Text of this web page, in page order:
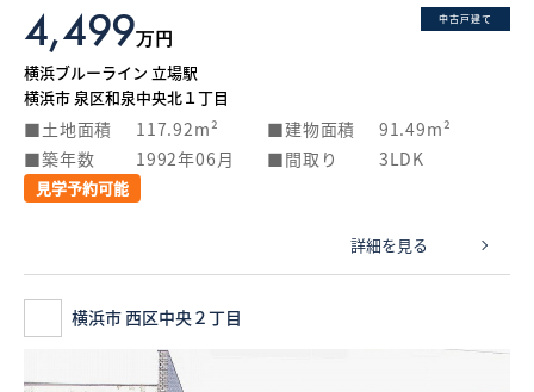
中古戸建て
4,499万円
横浜ブルーライン 立場駅
横浜市 泉区和泉中央北１丁目
土地面積 117.92m² 建物面積
91.49m²
築年数
1992年06月 間取り 3LDK
見学予約可能
詳細を見る
横浜市 西区中央２丁目